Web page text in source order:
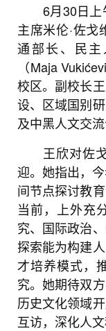
6月30日
主席米伦·佐戈
通部长、民
（Maja
校区。副校长
设、区域国别
及中黑人文交
王欣对佐
迎。她指出，
间节点探讨教
当前，上外充
究、国际政治
探索能为构建
才培养模式，
究。她期待双
历史文化领域
互访，深化人文